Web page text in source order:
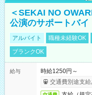
＜SEKAI NO
公演のサポートバイ
アルバイト 職種未経験OK
ブランクOK
給与
時給1250円～
交通費別途支給